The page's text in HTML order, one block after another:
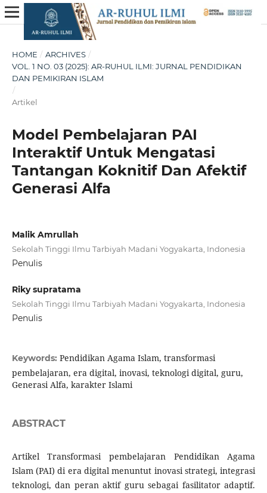
HOME / ARCHIVES /
VOL. 1 NO. 03 (2025): AR-RUHUL ILMI: JURNAL PENDIDIKAN
DAN PEMIKIRAN ISLAM
/
Artikel
Model Pembelajaran PAI
Interaktif Untuk Mengatasi
Tantangan Koknitif Dan Afektif
Generasi Alfa
Malik Amrullah
Sekolah Tinggi Ilmu Tarbiyah Madani Yogyakarta, Indonesia
Penulis
Riky supratama
Sekolah Tinggi Ilmu Tarbiyah Madani Yogyakarta, Indonesia
Penulis
Keywords: Pendidikan Agama Islam, transformasi
pembelajaran, era digital, inovasi, teknologi digital, guru,
Generasi Alfa, karakter Islami
ABSTRACT
Artikel Transformasi pembelajaran Pendidikan Agama
Islam (PAI) di era digital menuntut inovasi strategi, integrasi
teknologi, dan peran aktif guru sebagai fasilitator adaptif.